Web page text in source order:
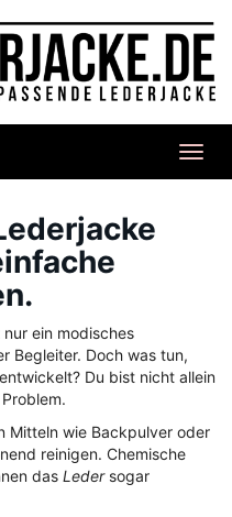
ein modisches
Begleiter. Doch was tun,
entwickelt? Du bist nicht allein
Mitteln wie Backpulver oder
reinigen. Chemische
das Ledersogar